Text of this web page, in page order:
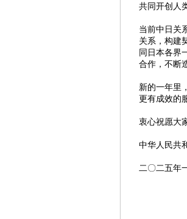
共同开创人
当前中日关
关系，构建
同日本各界
合作，不断
新的一年里
更有成效的
衷心祝愿大
中华人民共
二〇二五年